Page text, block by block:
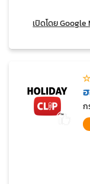
เปิดโดย Google
ก